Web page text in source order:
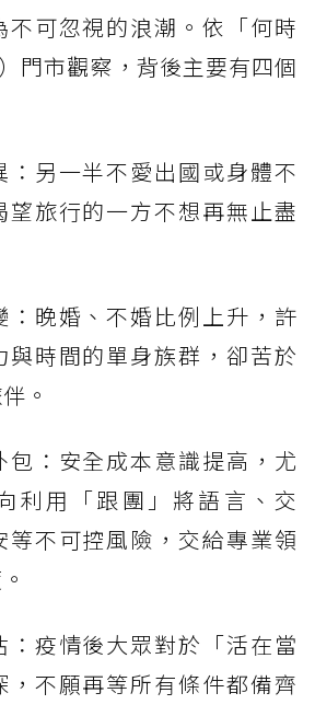
不可忽視的浪潮。依「何時
門市觀察，背後主要有四個
：另一半不愛出國或身體不
望旅行的一方不想再無止盡
：晚婚、不婚比例上升，許
與時間的單身族群，卻苦於
。
包：安全成本意識提高，尤
利用「跟團」將語言、交
等不可控風險，交給專業領
：疫情後大眾對於「活在當
，不願再等所有條件都備齊